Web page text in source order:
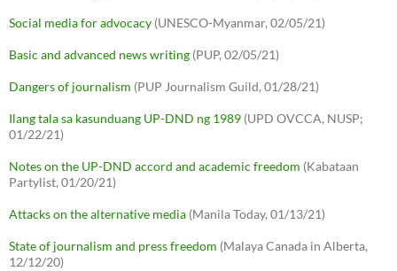
Social media for advocacy (UNESCO-Myanmar, 02/05/21)
Basic and advanced news writing (PUP, 02/05/21)
Dangers of journalism (PUP Journalism Guild, 01/28/21)
Ilang tala sa kasunduang UP-DND ng 1989 (UPD OVCCA, NUSP;
01/22/21)
Notes on the UP-DND accord and academic freedom (Kabataan
Partylist, 01/20/21)
Attacks on the alternative media (Manila Today, 01/13/21)
State of journalism and press freedom (Malaya Canada in Alberta,
12/12/20)